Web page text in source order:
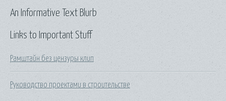
Links to Important Stuff
Рамштайн без цензуры клип
Руководство проектами в строительстве
An Informative Text Blurb